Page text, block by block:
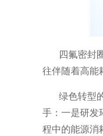
四氟密封
往伴随着高能
绿色转型
手：一是研发
程中的能源消